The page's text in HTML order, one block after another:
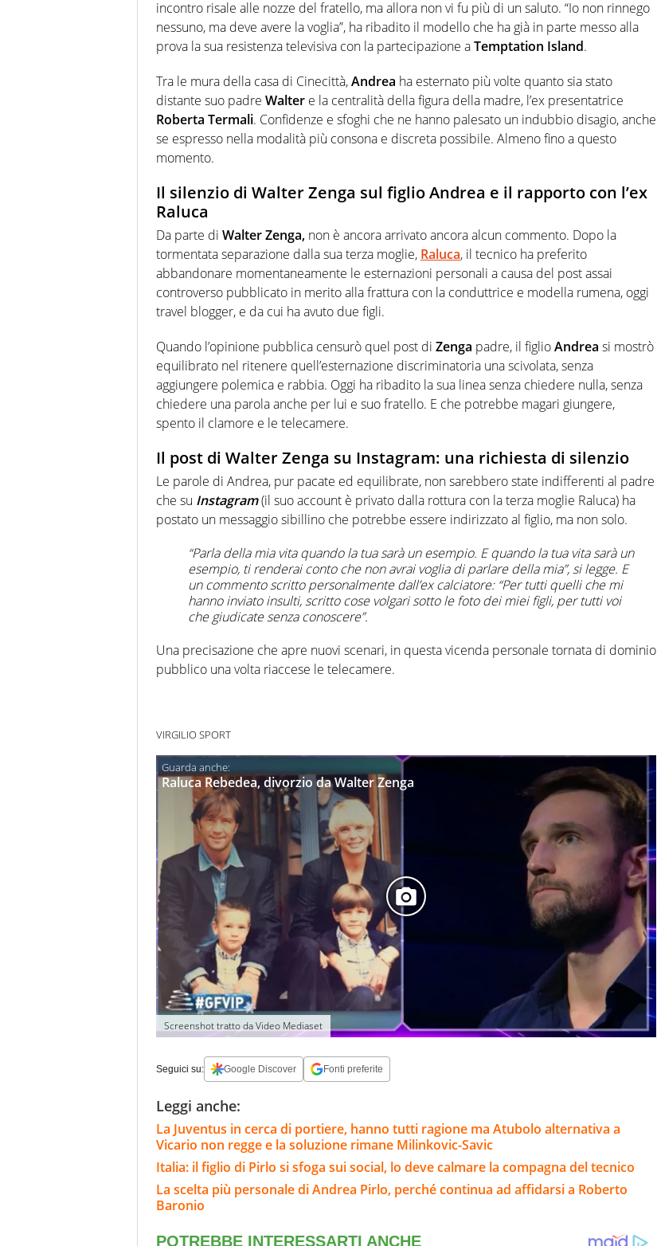
incontro risale alle nozze del fratello, ma allora non vi fu più di un saluto. “Io non rinnego
nessuno, ma deve avere la voglia”, ha ribadito il modello che ha già in parte messo alla
prova la sua resistenza televisiva con la partecipazione aTemptation Island.
Tra le mura della casa di Cinecittà,Andrea ha esternato più volte quanto sia stato
distante suo padre Walter e la centralità della figura della madre, l’ex presentatrice
Roberta Termali. Confidenze e sfoghi che ne hanno palesato un indubbio disagio, anche
se espresso nella modalità più consona e discreta possibile. Almeno fino a questo
momento.
Il silenzio di Walter Zenga sul figlio Andrea e il rapporto con l’ex
Raluca
Da parte di Walter Zenga, non è ancora arrivato ancora alcun commento. Dopo la
tormentata separazione dalla sua terza moglie, Raluca, il tecnico ha preferito
abbandonare momentaneamente le esternazioni personali a causa del post assai
controverso pubblicato in merito alla frattura con la conduttrice e modella rumena, oggi
travel blogger, e da cui ha avuto due figli.
Quando l’opinione pubblica censurò quel post di Zenga padre, il figlioAndrea si mostrò
equilibrato nel ritenere quell’esternazione discriminatoria una scivolata, senza
aggiungere polemica e rabbia. Oggi ha ribadito la sua linea senza chiedere nulla, senza
chiedere una parola anche per lui e suo fratello. E che potrebbe magari giungere,
spento il clamore e le telecamere.
Il post di Walter Zenga su Instagram: una richiesta di silenzio
Le parole di Andrea, pur pacate ed equilibrate, non sarebbero state indifferenti al padre
che su Instagram(il suo account è privato dalla rottura con la terza moglie Raluca) ha
postato un messaggio sibillino che potrebbe essere indirizzato al figlio, ma non solo.
“Parla della mia vita quando la tua sarà un esempio. E quando la tua vita sarà un
esempio, ti renderai conto che non avrai voglia di parlare della mia”, si legge. E
un commento scritto personalmente dall’ex calciatore: “Per tutti quelli che mi
hanno inviato insulti, scritto cose volgari sotto le foto dei miei figli, per tutti voi
che giudicate senza conoscere”.
Una precisazione che apre nuovi scenari, in questa vicenda personale tornata di dominio
pubblico una volta riaccese le telecamere.
VIRGILIO SPORT
Raluca Rebedea, divorzio da Walter Zenga
Screenshot tratto da Video Mediaset
Seguici su: Google Discover Fonti preferite
Leggi anche:
La Juventus in cerca di portiere, hanno tutti ragione ma Atubolo alternativa a
Vicario non regge e la soluzione rimane Milinkovic-Savic
Italia: il figlio di Pirlo si sfoga sui social, lo deve calmare la compagna del tecnico
La scelta più personale di Andrea Pirlo, perché continua ad affidarsi a Roberto
Baronio